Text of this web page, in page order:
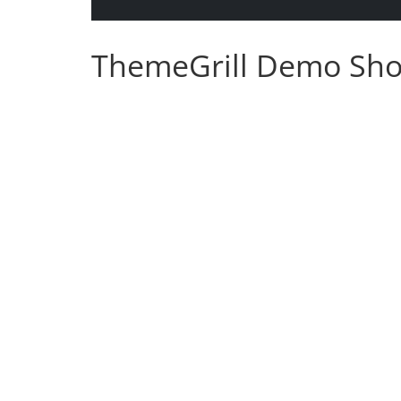
ThemeGrill Demo